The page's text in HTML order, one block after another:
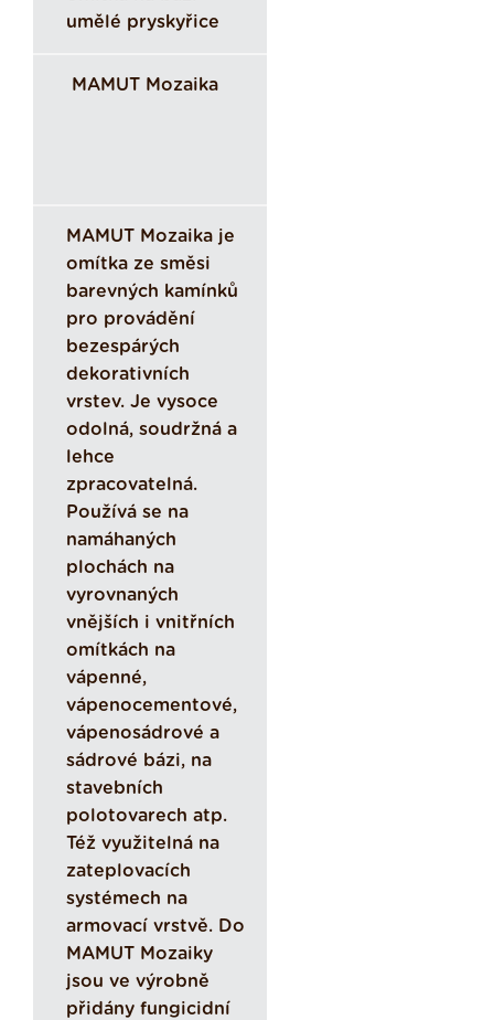
umělé pryskyřice
MAMUT Mozaika
MAMUT Mozaika je
omítka ze směsi
barevných kamínků
pro provádění
bezespárých
dekorativních
vrstev. Je vysoce
odolná, soudržná a
lehce
zpracovatelná.
Používá se na
namáhaných
plochách na
vyrovnaných
vnějších i vnitřních
omítkách na
vápenné,
vápenocementové,
vápenosádrové a
sádrové bázi, na
stavebních
polotovarech atp.
Též využitelná na
zateplovacích
systémech na
armovací vrstvě. Do
MAMUT Mozaiky
jsou ve výrobně
přidány fungicidní